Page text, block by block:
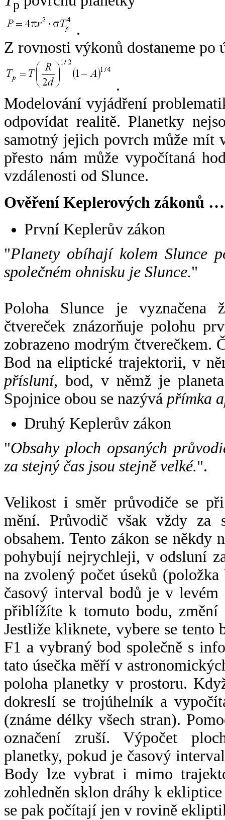
p
.
Z rovnosti výkonů dostaneme po
.
Modelování vyjádření
odpovídat realitě. Planetky
samotný jejich povrch může mít
přesto nám může vypočítaná
vzdálenosti od Slunce.
Ověření Keplerových zákonů …
První Keplerův zákon
"Planety obíhají kolem Slunce
společném ohnisku je Slunce."
Poloha Slunce je vyznačena
čtvereček znázorňuje polohu
zobrazeno modrým čtverečkem.
Bod na eliptické trajektorii, v
přísluní, bod, v němž je
Spojnice obou se nazývá přímka
Druhý Keplerův zákon
"Obsahy ploch opsaných
za stejný čas jsou stejně velké.".
Velikost i směr průvodiče se
mění. Průvodič však vždy za
obsahem. Tento zákon se někdy
pohybují nejrychleji, v odsluní
na zvolený počet úseků
časový interval bodů je v
přiblížíte k tomuto bodu,
Jestliže kliknete, vybere se tento
F1 a vybraný bod společně s
tato úsečka měří v
poloha planetky v prostoru.
dokreslí se trojúhelník a
(známe délky všech stran).
označení zruší. Výpočet
planetky, pokud je časový
Body lze vybrat i mimo
zohledněn sklon dráhy k
se pak počítají jen v rovině